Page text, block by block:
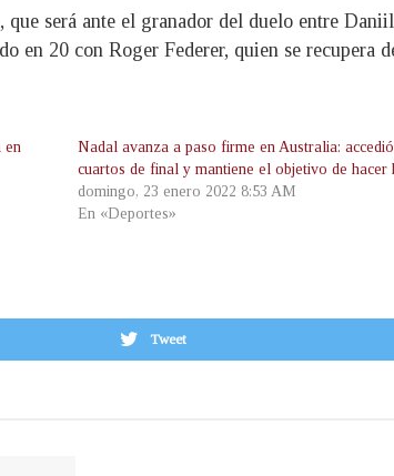
será ante el granador del duelo entre
en 20 con Roger Federer, quien se recupera
en
Nadal avanza a paso firme en Australia:
cuartos de final y mantiene el objetivo de hacer
domingo, 23 enero 2022 8:53 AM
En «Deportes»
Tweet